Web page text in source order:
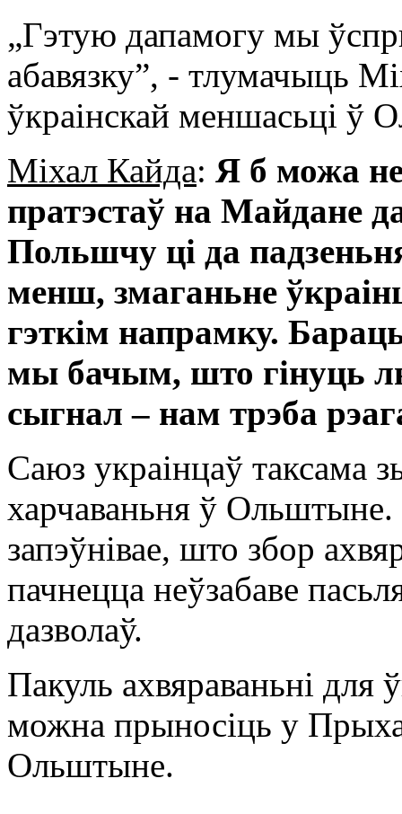
„Гэтую дапамогу мы
абавязку”, - тлумачыць
ўкраінскай меншасьці ў
Міхал Кайда: Я б можа
пратэстаў на Майдане
Польшчу ці да
менш, змаганьне
гэткім напрамку.
мы бачым, што гінуць
сыгнал – нам трэба
Саюз украінцаў таксама
харчаваньня ў Ольштыне.
запэўнівае, што збор
пачнецца неўзабаве
дазволаў.
Пакуль ахвяраваньні для
можна прыносіць у
Ольштыне.